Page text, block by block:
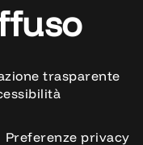
trasparente
Preferenze privacy